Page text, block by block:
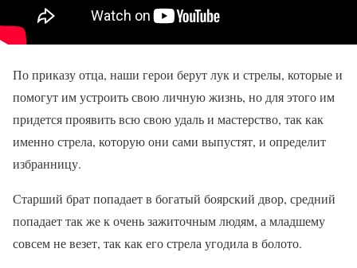
По приказу отца, наши герои берут лук и стрелы, которые и
помогут им устроить свою личную жизнь, но для этого им
придется проявить всю свою удаль и мастерство, так как
именно стрела, которую они сами выпустят, и определит
избранницу.
Старший брат попадает в богатый боярский двор, средний
попадает так же к очень зажиточным людям, а младшему
совсем не везет, так как его стрела угодила в болото.